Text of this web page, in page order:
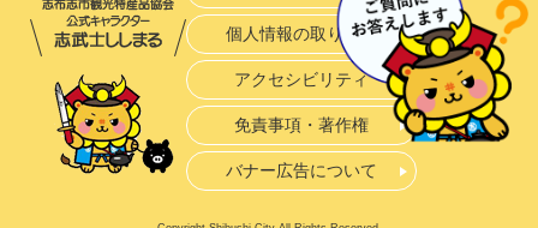
個人情報の取り扱い
アクセシビリティ
免責事項・著作権
バナー広告について